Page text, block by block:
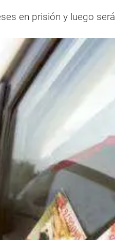
en prisión y luego